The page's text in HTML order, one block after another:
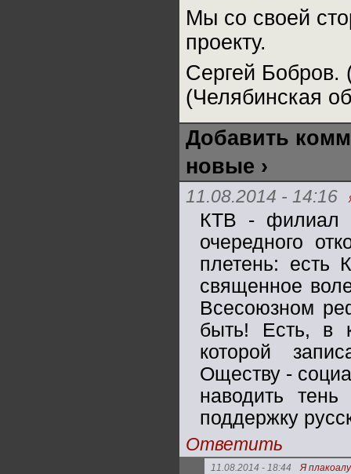
Мы со своей
проекту.
Сергей Бобров.
(Челябинская
Добавить
новые ›
11.08.2014 - 14:16
КТВ - филиал
очередного
плетень: есть
священное
Всесоюзном
быть! Есть, в
которой
Оществу -
наводить
поддержку
Ответить
11.08.2014 - 18:44 Я плакоалу